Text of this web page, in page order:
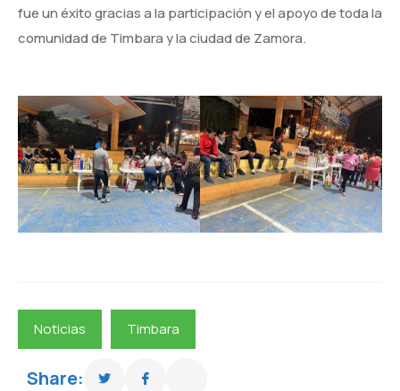
fue un éxito gracias a la participación y el apoyo de toda la
comunidad de Timbara y la ciudad de Zamora.
Noticias Timbara
Share: